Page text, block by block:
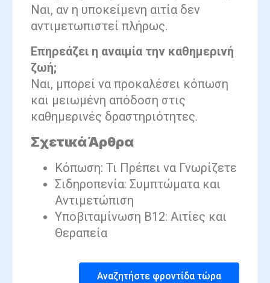
Ναι, αν η υποκείμενη αιτία δεν
αντιμετωπιστεί πλήρως.
Επηρεάζει η αναιμία την καθημερινή
ζωή;
Ναι, μπορεί να προκαλέσει κόπωση
και μειωμένη απόδοση στις
καθημερινές δραστηριότητες.
Σχετικά Άρθρα
Κόπωση: Τι Πρέπει να Γνωρίζετε
Σιδηροπενία: Συμπτώματα και
Αντιμετώπιση
Υποβιταμίνωση Β12: Αιτίες και
Θεραπεία
Αναζητήστε φροντίδα τώρα